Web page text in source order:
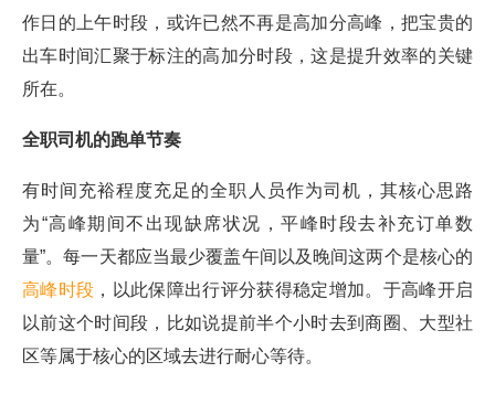
作日的上午时段，或许已然不再是高加分高峰，把宝贵的
出车时间汇聚于标注的高加分时段，这是提升效率的关键
所在。
全职司机的跑单节奏
有时间充裕程度充足的全职人员作为司机，其核心思路
为“高峰期间不出现缺席状况，平峰时段去补充订单数
量”。每一天都应当最少覆盖午间以及晚间这两个是核心的
高峰时段 ，以此保障出行评分获得稳定增加。于高峰开启
以前这个时间段，比如说提前半个小时去到商圈、大型社
区等属于核心的区域去进行耐心等待。